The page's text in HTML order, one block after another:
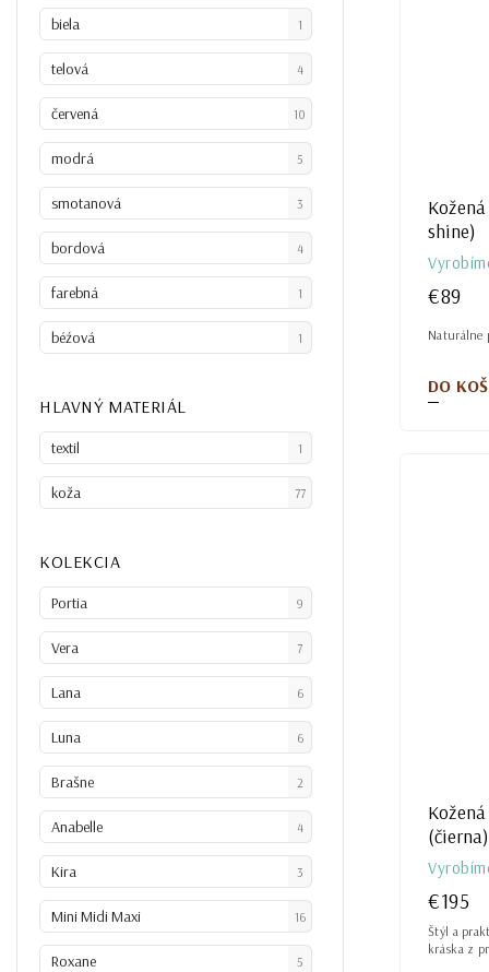
biela 1
telová 4
červená 10
modrá 5
smotanová 3
bordová 4
farebná 1
béźová 1
HLAVNÝ MATERIÁL
textil 1
koža 77
KOLEKCIA
Portia 9
Vera 7
Lana 6
Luna 6
Brašne 2
Anabelle 4
Kira 3
Mini Midi Maxi 16
Roxane 5
shine)
€89
DO
Naturálne
(čierna)
€195
Štýl a
kráska z